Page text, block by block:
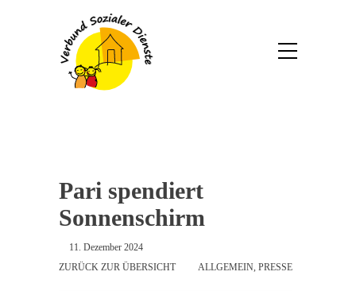
Pari spendiert
Sonnenschirm
11. Dezember 2024
ZURÜCK ZUR ÜBERSICHT
ALLGEMEIN, PRESSE